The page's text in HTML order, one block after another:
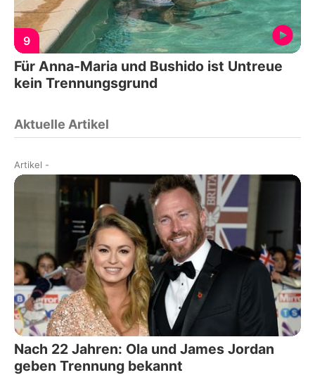
9
Für Anna-Maria und Bushido ist Untreue
kein Trennungsgrund
Aktuelle Artikel
Artikel -
Nach 22 Jahren: Ola und James Jordan
geben Trennung bekannt